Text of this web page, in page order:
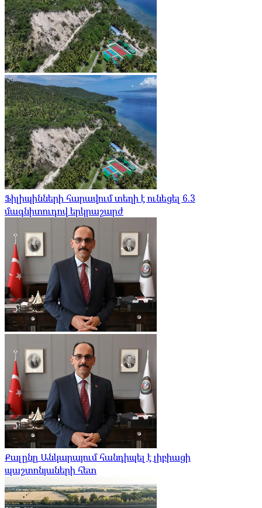
Ֆիլիպինների հարավում տեղի է ունեցել 6.3
մագնիտուդով երկրաշարժ
Քալընը Անկարայում հանդիպել է լիբիացի
պաշտոնյաների հետ